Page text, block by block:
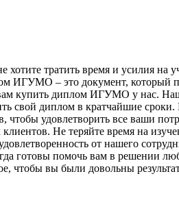
тратить время и усилия на
ИГУМО – это документ, который
купить диплом ИГУМО у нас.
свой диплом в кратчайшие
удовлетворить все ваши
Не теряйте время на
от нашего
помочь вам в решении
вы были довольны